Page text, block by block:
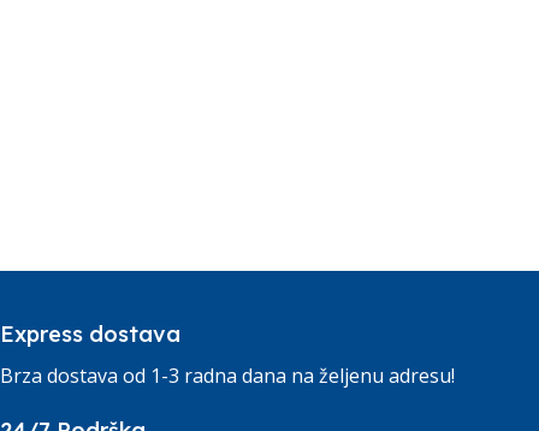
Express dostava
Brza dostava od 1-3 radna dana na željenu adresu!